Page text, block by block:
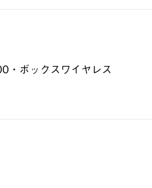
・ボックスワイヤレス